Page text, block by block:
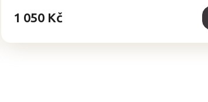
1 050 Kč